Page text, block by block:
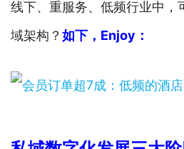
线下、重服务、低频行业中，
域架构？ 如下，Enjoy：